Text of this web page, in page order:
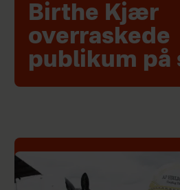
Birthe Kjær
overraskede
publikum på